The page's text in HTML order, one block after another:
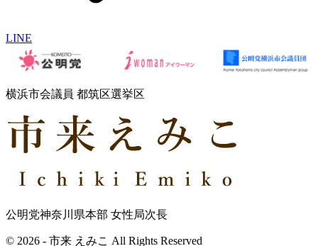
LINE
横浜市会議員 都筑区選挙区
公明党神奈川県本部 女性局次長
© 2026 - 市来 えみこ All Rights Reserved